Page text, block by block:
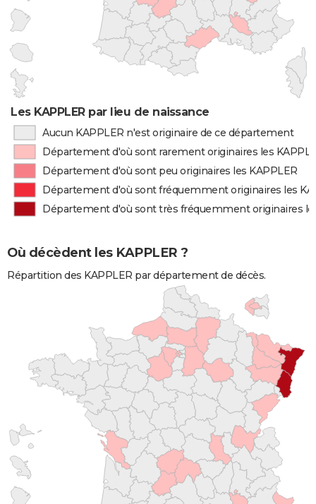
Les KAPPLER par lieu de naissance
Aucun KAPPLER n'est originaire de ce département
Département d'où sont rarement originaires les
Département d'où sont peu originaires les KAPPLER
Département d'où sont fréquemment originaires les
Département d'où sont très fréquemment originaires
Où décèdent les KAPPLER ?
Répartition des KAPPLER par département de décès.